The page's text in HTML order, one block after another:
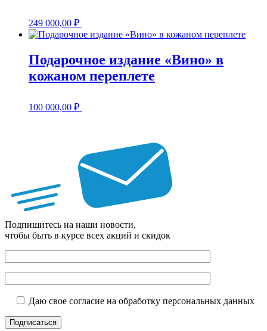
249 000,00 ₽
Подарочное издание «Вино» в
кожаном переплете
100 000,00 ₽
Подпишитесь на наши новости,
чтобы быть в курсе всех акций и скидок
Даю свое согласие на обработку персональных данных